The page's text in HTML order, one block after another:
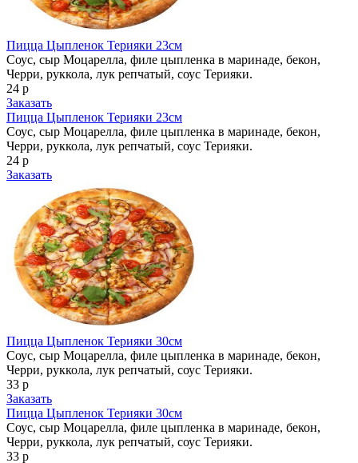
Пицца Цыпленок Терияки 23см
Соус, сыр Моцарелла, филе цыпленка в маринаде, бекон,
Черри, руккола, лук репчатый, соус Терияки.
24 р
Заказать
Пицца Цыпленок Терияки 23см
Соус, сыр Моцарелла, филе цыпленка в маринаде, бекон,
Черри, руккола, лук репчатый, соус Терияки.
24 р
Заказать
Пицца Цыпленок Терияки 30см
Соус, сыр Моцарелла, филе цыпленка в маринаде, бекон,
Черри, руккола, лук репчатый, соус Терияки.
33 р
Заказать
Пицца Цыпленок Терияки 30см
Соус, сыр Моцарелла, филе цыпленка в маринаде, бекон,
Черри, руккола, лук репчатый, соус Терияки.
33 р